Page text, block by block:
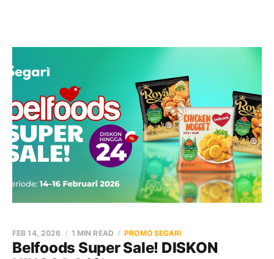
Belfoods Super Sale! DISKON
FEB 14, 2026 1 MIN READ PROMO SEGARI